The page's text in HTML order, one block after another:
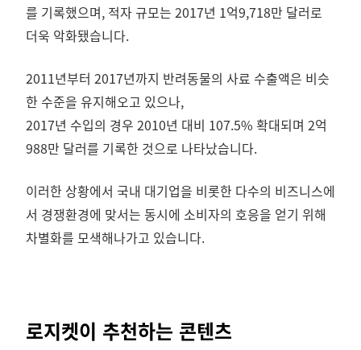
를 기록했으며, 적자 규모는 2017년 1억9,718만 달러로
더욱 악화됐습니다.
2011년부터 2017년까지 반려동물의 사료 수출액은 비슷
한 수준을 유지해오고 있으나,
2017년 수입의 경우 2010년 대비 107.5% 확대되며 2억
988만 달러를 기록한 것으로 나타났습니다.
이러한 상황에서 국내 대기업을 비롯한 다수의 비즈니스에
서 경쟁환경에 맞서는 동시에 소비자의 호응을 얻기 위해
차별화를 모색해나가고 있습니다.
로지켓이 추천하는 콘텐츠